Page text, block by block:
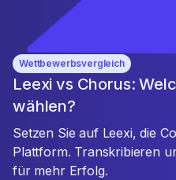
Wettbewerbsvergleich
Leexi vs Chorus:
wählen?
Setzen Sie auf Leexi, die
Plattform. Transkribieren
für mehr Erfolg.